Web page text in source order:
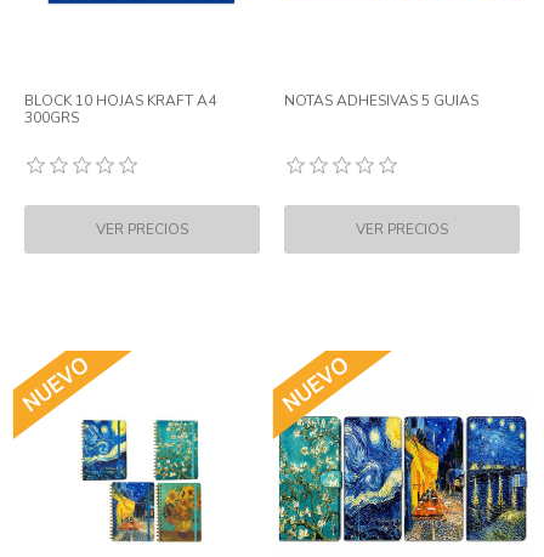
BLOCK 10 HOJAS KRAFT A4
300GRS
NOTAS ADHESIVAS 5 GUIAS